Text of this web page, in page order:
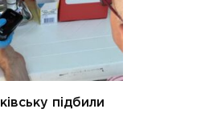
підбили